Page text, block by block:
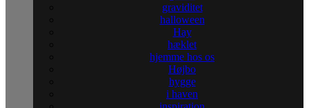
graviditet
halloween
Hay
hæklet
hjemme hos os
Højbo
hygge
i haven